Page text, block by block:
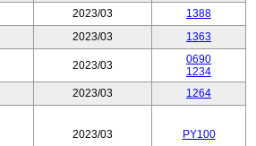
2023/03
1388
2023/03 1363
2023/03
0690
1234
2023/03 1264
2023/03 PY100